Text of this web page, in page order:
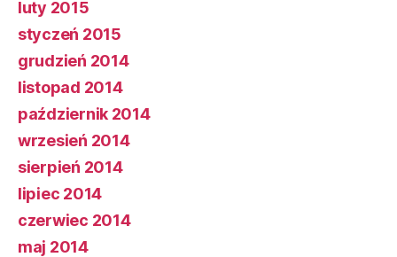
luty 2015
styczeń 2015
grudzień 2014
listopad 2014
październik 2014
wrzesień 2014
sierpień 2014
lipiec 2014
czerwiec 2014
maj 2014